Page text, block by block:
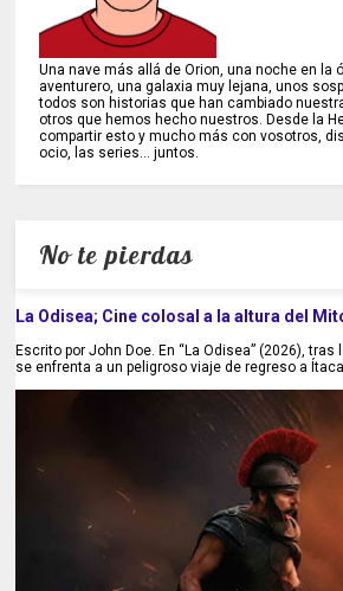
Una nave más allá de Orion, una noche en la
aventurero, una galaxia muy lejana, unos
todos son historias que han cambiado
otros que hemos hecho nuestros. Desde la
compartir esto y mucho más con vosotros,
ocio, las series... juntos.
No te pierdas
La Odisea; Cine colosal a la altura del
Escrito por John Doe. En “La Odisea” (2026),
se enfrenta a un peligroso viaje de regreso a